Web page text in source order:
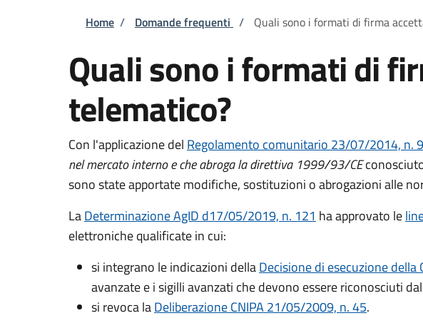
Briciole di pane
Home / Domande frequenti / Quali sono i formati di firma
Quali sono i formati di
telematico?
Con l'applicazione del Regolamento comunitario 23/07/2014, n.
nel mercato interno e che abroga la direttiva 1999/93/CE
sono state apportate modifiche, sostituzioni o abrogazioni alle
LaDeterminazione AgID d17/05/2019, n. 121 ha approvato le
elettroniche qualificate in cui:
si integrano le indicazioni dellaDecisione di esecuzione
avanzate e i sigilli avanzati che devono essere riconosciuti
si revoca laDeliberazione CNIPA 21/05/2009, n. 45.